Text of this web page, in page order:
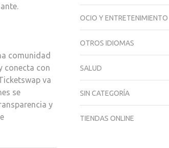
comunidad
conecta con
va
se
y
OCIO Y ENTRETENIMIENTO
OTROS IDIOMAS
SALUD
SIN CATEGORÍA
TIENDAS ONLINE